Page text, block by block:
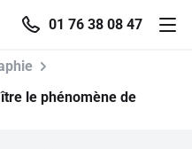
01 76 38 08 47
le phénomène de